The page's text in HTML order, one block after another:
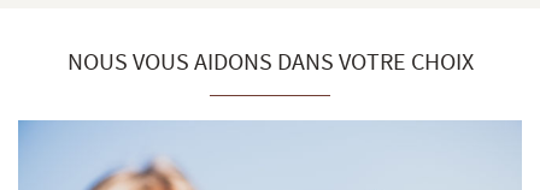
NOUS VOUS AIDONS DANS VOTRE CHOIX